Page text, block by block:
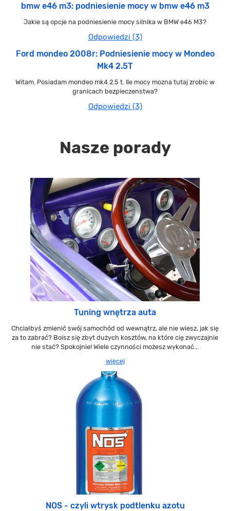
bmw e46 m3: podniesienie mocy w bmw e46 m3
Jakie są opcje na podniesienie mocy silnika w BMW e46 M3?
Odpowiedzi (3)
Ford mondeo 2008r: Podniesienie mocy w Mondeo
Mk4 2.5T
Witam. Posiadam mondeo mk4 2.5 t. Ile mocy mozna tutaj zrobic w
granicach bezpieczenstwa?
Odpowiedzi (3)
Nasze porady
Tuning wnętrza auta
Chciałbyś zmienić swój samochód od wewnątrz, ale nie wiesz, jak się
za to zabrać? Boisz się zbyt dużych kosztów, na które cię zwyczajnie
nie stać? Spokojnie! Wiele czynności możesz wykonać...
więcej
NOS - czyli wtrysk podtlenku azotu